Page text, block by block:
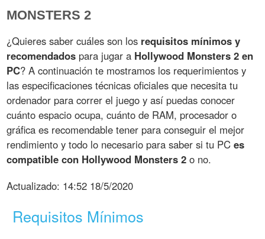
MONSTERS 2
¿Quieres saber cuáles son los requisitos mínimos y
recomendados para jugar a Hollywood Monsters 2 en
PC? A continuación te mostramos los requerimientos y
las especificaciones técnicas oficiales que necesita tu
ordenador para correr el juego y así puedas conocer
cuánto espacio ocupa, cuánto de RAM, procesador o
gráfica es recomendable tener para conseguir el mejor
rendimiento y todo lo necesario para saber si tu PCes
compatible con Hollywood Monsters 2 o no.
Actualizado: 14:52 18/5/2020
Requisitos Mínimos